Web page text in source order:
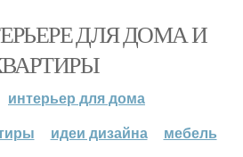
ДЛЯ ДОМА И
интерьер для дома
идеи дизайна мебель